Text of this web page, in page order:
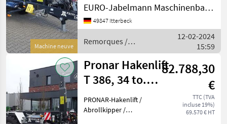
Machine neuve
Containerfahrzeug /
Abrollfahrzeug /
15 to. Serienmäßige
Ausstattung:
EURO-Jabelmann Maschinenbau GmbH
49847 Itterbeck
Remorques /
Pronar
12-02-2024
15:59
Pronar Hakenlift
T 386, 34 to.
zGG,
Abrollkipper /
82.788,30
€
TTC (TVA
incluse 19%)
69.570 € HT
PRONAR-Hakenlift /
Abrollkipper /